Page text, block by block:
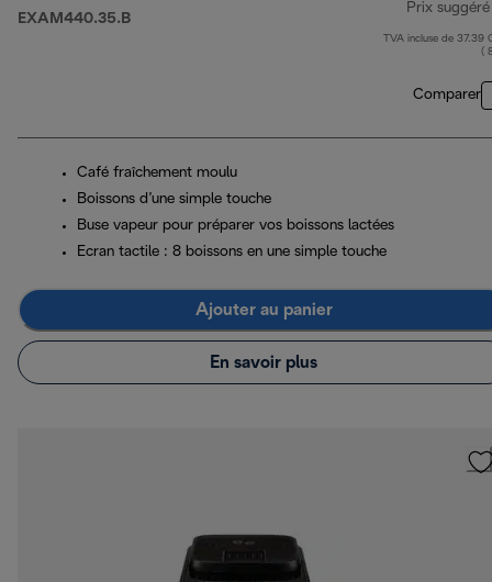
EXAM440.35.B
Prix suggéré
TVA incluse de 37.39
(
Comparer
Café fraîchement moulu
Boissons d’une simple touche
Buse vapeur pour préparer vos boissons lactées
Ecran tactile : 8 boissons en une simple touche
Ajouter au panier
En savoir plus